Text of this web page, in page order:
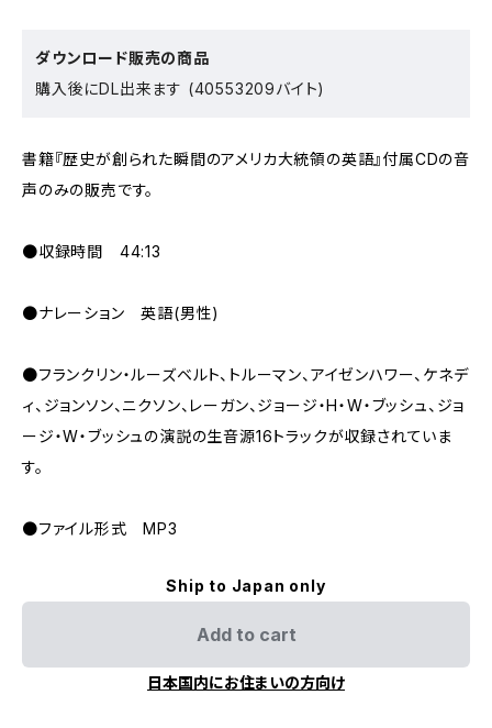
ダウンロード販売の商品
購入後にDL出来ます (40553209バイト)
書籍『歴史が創られた瞬間のアメリカ大統領の英語』付属CDの音
声のみの販売です。
●収録時間 44:13
●ナレーション 英語(男性)
●フランクリン・ルーズベルト、トルーマン、アイゼンハワー、ケネデ
ィ、ジョンソン、ニクソン、レーガン、ジョージ・H・W・ブッシュ、ジョ
ージ・W・ブッシュの演説の生音源16トラックが収録されていま
す。
●ファイル形式 MP3
Ship to Japan only
Add to cart
日本国内にお住まいの方向け